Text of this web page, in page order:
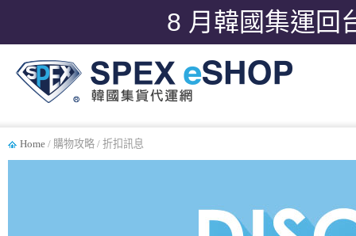
8 月韓國集運回
Home / 購物攻略 / 折扣訊息